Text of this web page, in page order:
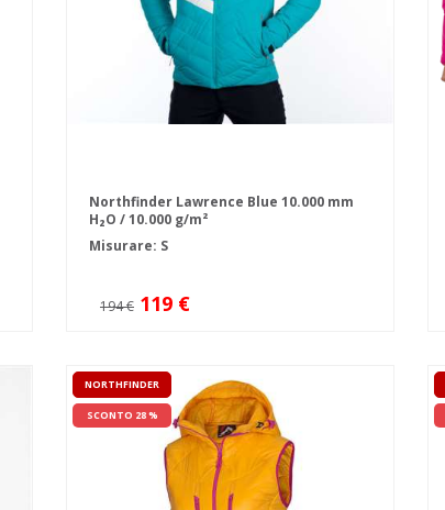
Northfinder Lawrence Blue 10.000 mm
H₂O / 10.000 g/m²
Misurare: S
194 € 119 €
NORTHFINDER
SCONTO 28 %